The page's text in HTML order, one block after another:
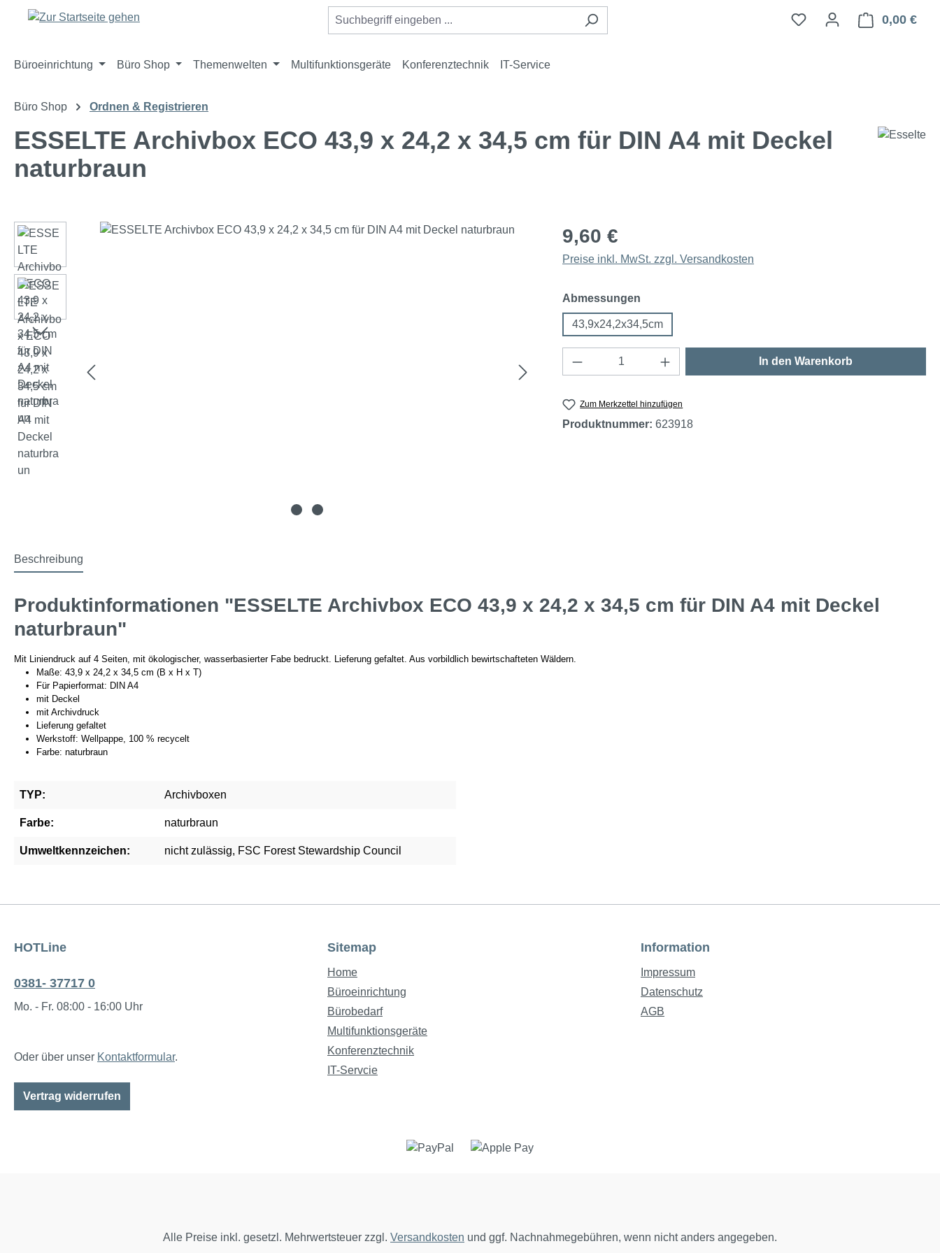
Hauptinhalt springen
Zur Suche springen
Zur Hauptnavigation springen 0,00 €
Büroeinrichtung Büro Shop Themenwelten Multifunktionsgeräte Konferenztechnik IT-Service
Büro Shop Ordnen & Registrieren
ESSELTE Archivbox ECO 43,9 x 24,2 x 34,5 cm für DIN A4 mit Deckel
naturbraun
Bildergalerie überspringen 9,60 €
Preise inkl. MwSt. zzgl. Versandkosten
Abmessungen
43,9x24,2x34,5cm
Produkt Anzahl: Gib den gewünschten Wert ein
In den Warenkorb
Zum Merkzettel hinzufügen
Produktnummer: 623918
Beschreibung
Produktinformationen "ESSELTE Archivbox ECO 43,9 x 24,2 x 34,5 cm für DIN A4 mit Deckel
naturbraun"
Mit Liniendruck auf 4 Seiten, mit ökologischer, wasserbasierter Fabe bedruckt. Lieferung gefaltet. Aus vorbildlich bewirtschafteten Wäldern.
Maße: 43,9 x 24,2 x 34,5 cm (B x H x T)
Für Papierformat: DIN A4
mit Deckel
mit Archivdruck
Lieferung gefaltet
Werkstoff: Wellpappe, 100 % recycelt
Farbe: naturbraun
TYP: Archivboxen
Farbe: naturbraun
Umweltkennzeichen: nicht zulässig, FSC Forest Stewardship Council
HOTLine
0381- 37717 0
Mo. - Fr. 08:00 - 16:00 Uhr
Oder über unser Kontaktformular.
Vertrag widerrufen
Sitemap
Home
Büroeinrichtung
Bürobedarf
Multifunktionsgeräte
Konferenztechnik
IT-Servcie
Information
Impressum
Datenschutz
AGB
Alle Preise inkl. gesetzl. Mehrwertsteuer zzgl. Versandkosten und ggf. Nachnahmegebühren, wenn nicht anders angegeben.